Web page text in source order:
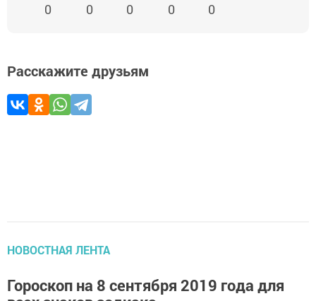
0 0 0 0 0
Расскажите друзьям
НОВОСТНАЯ ЛЕНТА
Гороскоп на 8 сентября 2019 года для